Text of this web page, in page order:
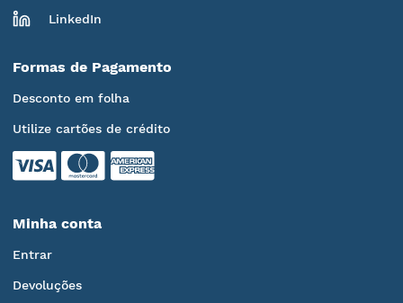
LinkedIn
Formas de Pagamento
Desconto em folha
Utilize cartões de crédito
Minha conta
Entrar
Devoluções